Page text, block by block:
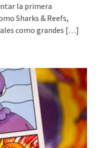
la primera
Sharks & Reefs,
como grandes […]